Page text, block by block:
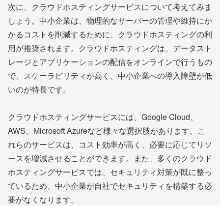
次に、クラウドホスティングサービスについて考えてみま
しょう。中小企業は、物理的なサーバーの管理や維持にか
かるコストを削減するために、クラウドホスティングの利
用が推奨されます。クラウドホスティングは、データスト
レージとアプリケーションの配信をオンラインで行うもの
で、スケーラビリティが高く、中小企業への導入障壁が低
いのが特長です。
クラウドホスティングサービスには、Google Cloud、
AWS、Microsoft Azureなど様々な選択肢があります。こ
れらのサービスは、コスト効率が高く、必要に応じてリソ
ースを増減させることができます。また、多くのクラウド
ホスティングサービスでは、セキュリティ対策が既に整っ
ているため、中小企業が自社でセキュリティを構築する必
要がなくなります。